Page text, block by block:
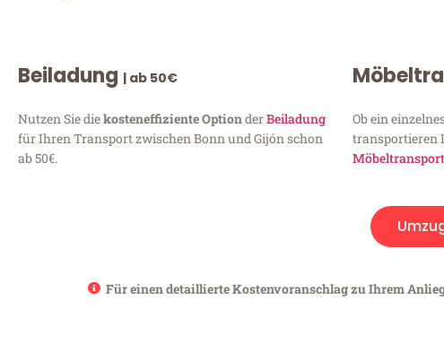
Beiladung | ab 50€
Nutzen Sie diekosteneffiziente OptionderBeiladung
für Ihren Transport zwischen Bonn und Gijón schon
ab 50€.
Ob ein
transportieren
Möbeltransport
Für einen detaillierte Kostenvoranschlag zu Ihrem